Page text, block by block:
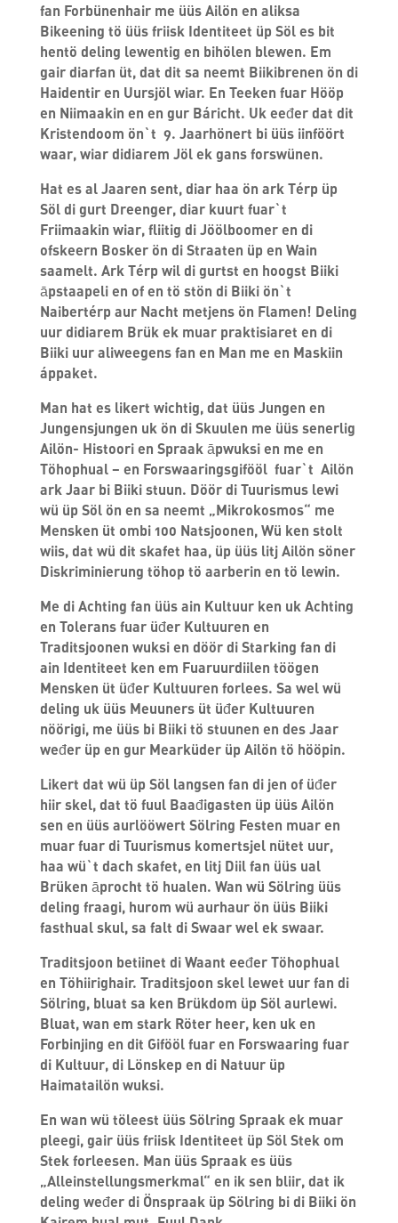
fan Forbünenhair me üüs Ailön en aliksa
Bikeening tö üüs friisk Identiteet üp Söl es bit
hentö deling lewentig en bihölen blewen. Em
gair diarfan üt, dat dit sa neemt Biikibrenen ön di
Haidentir en Uursjöl wiar. En Teeken fuar Hööp
en Niimaakin en en gur Báricht. Uk eeđer dat dit
Kristendoom ön`t 9. Jaarhönert bi üüs iinföört
waar, wiar didiarem Jöl ek gans forswünen.
Hat es al Jaaren sent, diar haa ön ark Térp üp
Söl di gurt Dreenger, diar kuurt fuar`t
Friimaakin wiar, fliitig di Jöölboomer en di
ofskeern Bosker ön di Straaten üp en Wain
saamelt. Ark Térp wil di gurtst en hoogst Biiki
āpstaapeli en of en tö stön di Biiki ön`t
Naibertérp aur Nacht metjens ön Flamen! Deling
uur didiarem Brük ek muar praktisiaret en di
Biiki uur aliweegens fan en Man me en Maskiin
áppaket.
Man hat es likert wichtig, dat üüs Jungen en
Jungensjungen uk ön di Skuulen me üüs senerlig
Ailön- Histoori en Spraak āpwuksi en me en
Töhophual – en Forswaaringsgifööl fuar`t Ailön
ark Jaar bi Biiki stuun. Döör di Tuurismus lewi
wü üp Söl ön en sa neemt „Mikrokosmos“ me
Mensken üt ombi 100 Natsjoonen, Wü ken stolt
wiis, dat wü dit skafet haa, üp üüs litj Ailön söner
Diskriminierung töhop tö aarberin en tö lewin.
Me di Achting fan üüs ain Kultuur ken uk Achting
en Tolerans fuar üđer Kultuuren en
Traditsjoonen wuksi en döör di Starking fan di
ain Identiteet ken em Fuaruurdiilen töögen
Mensken üt üđer Kultuuren forlees. Sa wel wü
deling uk üüs Meuuners üt üđer Kultuuren
nöörigi, me üüs bi Biiki tö stuunen en des Jaar
weđer üp en gur Mearküder üp Ailön tö hööpin.
Likert dat wü üp Söl langsen fan di jen of üđer
hiir skel, dat tö fuul Baađigasten üp üüs Ailön
sen en üüs aurlööwert Sölring Festen muar en
muar fuar di Tuurismus komertsjel nütet uur,
haa wü`t dach skafet, en litj Diil fan üüs ual
Brüken āprocht tö hualen. Wan wü Sölring üüs
deling fraagi, hurom wü aurhaur ön üüs Biiki
fasthual skul, sa falt di Swaar wel ek swaar.
Traditsjoon betiinet di Waant eeđer Töhophual
en Töhiirighair. Traditsjoon skel lewet uur fan di
Sölring, bluat sa ken Brükdom üp Söl aurlewi.
Bluat, wan em stark Röter heer, ken uk en
Forbinjing en dit Gifööl fuar en Forswaaring fuar
di Kultuur, di Lönskep en di Natuur üp
Haimatailön wuksi.
En wan wü töleest üüs Sölring Spraak ek muar
pleegi, gair üüs friisk Identiteet üp Söl Stek om
Stek forleesen. Man üüs Spraak es üüs
„Alleinstellungsmerkmal“ en ik sen bliir, dat ik
deling weđer di Önspraak üp Sölring bi di Biiki ön